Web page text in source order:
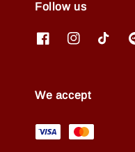
Follow us
We accept